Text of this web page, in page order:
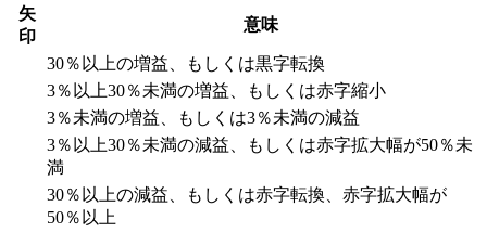
矢
印
意味
30％以上の増益、もしくは黒字転換
3％以上30％未満の増益、もしくは赤字縮小
3％未満の増益、もしくは3％未満の減益
3％以上30％未満の減益、もしくは赤字拡大幅が50％未
満
30％以上の減益、もしくは赤字転換、赤字拡大幅が
50％以上